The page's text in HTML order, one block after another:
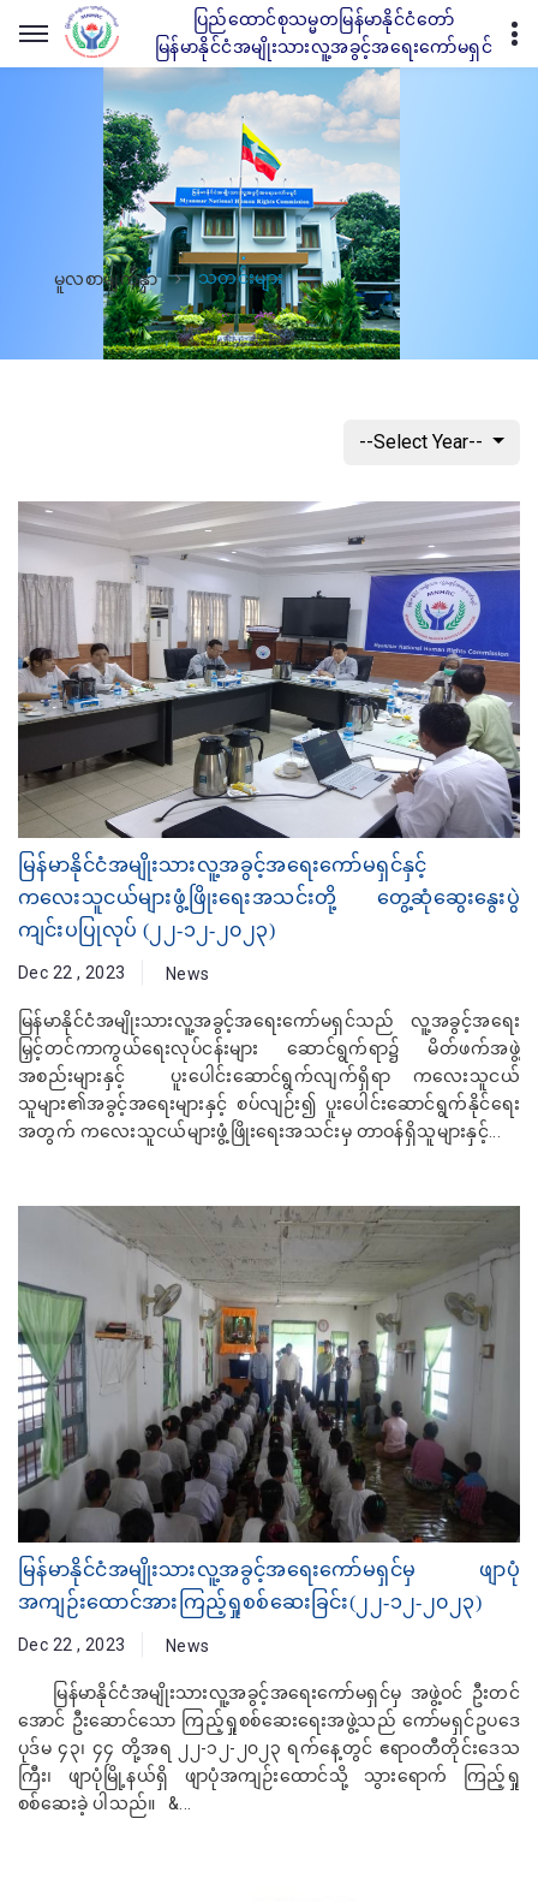
ပြည်ထောင်စုသမ္မတမြန်မာနိုင်ငံတော်
မြန်မာနိုင်ငံအမျိုးသားလူ့အခွင့်အရေးကော်မရှင်
မူလစာမျက်နှာ သတင်းများ
--Select Year--
မြန်မာနိုင်ငံအမျိုးသားလူ့အခွင့်အရေးကော်မရှင်နှင့်
ကလေးသူငယ်များဖွံ့ဖြိုးရေးအသင်းတို့ တွေ့ဆုံဆွေးနွေးပွဲ
ကျင်းပပြုလုပ် (၂၂-၁၂-၂၀၂၃)
Dec 22 , 2023 News
မြန်မာနိုင်ငံအမျိုးသားလူ့အခွင့်အရေးကော်မရှင်သည် လူ့အခွင့်အရေး
မြှင့်တင်ကာကွယ်ရေးလုပ်ငန်းများ ဆောင်ရွက်ရာ၌ မိတ်ဖက်အဖွဲ့
အစည်းများနှင့် ပူးပေါင်းဆောင်ရွက်လျက်ရှိရာ ကလေးသူငယ်
သူများ၏အခွင့်အရေးများနှင့် စပ်လျဉ်း၍ ပူးပေါင်းဆောင်ရွက်နိုင်ရေး
အတွက် ကလေးသူငယ်များဖွံ့ဖြိုးရေးအသင်းမှ တာဝန်ရှိသူများနှင့်...
မြန်မာနိုင်ငံအမျိုးသားလူ့အခွင့်အရေးကော်မရှင်မှ ဖျာပုံ
အကျဉ်းထောင်အားကြည့်ရှုစစ်ဆေးခြင်း(၂၂-၁၂-၂၀၂၃)
Dec 22 , 2023 News
မြန်မာနိုင်ငံအမျိုးသားလူ့အခွင့်အရေးကော်မရှင်မှ အဖွဲ့ဝင် ဦးတင်
အောင် ဦးဆောင်သော ကြည့်ရှုစစ်ဆေးရေးအဖွဲ့သည် ကော်မရှင်ဥပဒေ
ပုဒ်မ ၄၃၊ ၄၄ တို့အရ ၂၂-၁၂-၂၀၂၃ ရက်နေ့တွင် ဧရာဝတီတိုင်းဒေသ
ကြီး၊ ဖျာပုံမြို့နယ်ရှိ ဖျာပုံအကျဉ်းထောင်သို့ သွားရောက် ကြည့်ရှု
စစ်ဆေးခဲ့ ပါသည်။ &...